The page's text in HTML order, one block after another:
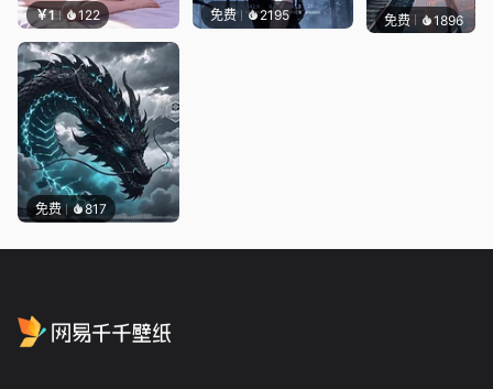
￥1 122 免费 2195
免费 817
免费 1896辰东